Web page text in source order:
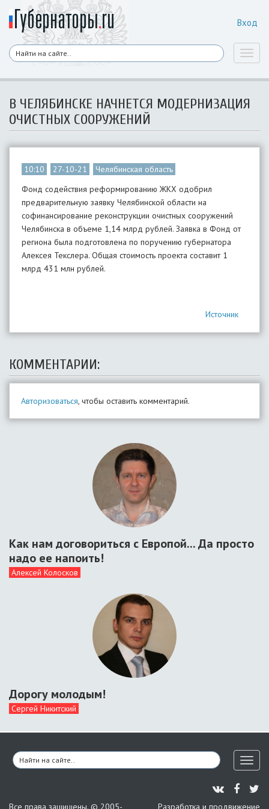
Вход
В ЧЕЛЯБИНСКЕ НАЧНЕТСЯ МОДЕРНИЗАЦИЯ
ОЧИСТНЫХ СООРУЖЕНИЙ
10:10 27-10-21
Челябинская область
Фонд содействия реформированию ЖКХ одобрил
предварительную заявку Челябинской области на
софинансирование реконструкции очистных сооружений
Челябинска в объеме 1,14 млрд рублей. Заявка в Фонд от
региона была подготовлена по поручению губернатора
Алексея Текслера. Общая стоимость проекта составит 1
млрд 431 млн рублей.
Источник
КОММЕНТАРИИ:
Авторизоваться, чтобы оставить комментарий.
Как нам договориться с Европой... Да просто
надо ее напоить!
Алексей Колосков
Дорогу молодым!
Сергей Никитский
Все права защищены. © 2005- Разработка и продвижение